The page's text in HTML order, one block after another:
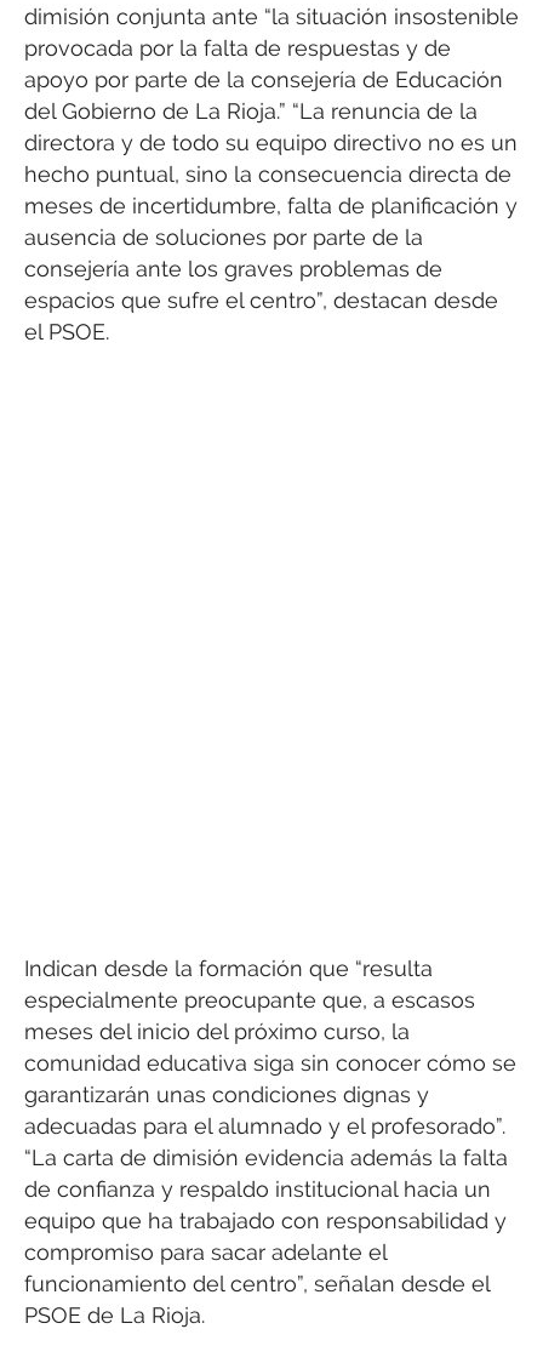
dimisión conjunta ante “la situación insostenible
provocada por la falta de respuestas y de
apoyo por parte de la consejería de Educación
del Gobierno de La Rioja.” “La renuncia de la
directora y de todo su equipo directivo no es un
hecho puntual, sino la consecuencia directa de
meses de incertidumbre, falta de planificación y
ausencia de soluciones por parte de la
consejería ante los graves problemas de
espacios que sufre el centro”, destacan desde
el PSOE.
Indican desde la formación que “resulta
especialmente preocupante que, a escasos
meses del inicio del próximo curso, la
comunidad educativa siga sin conocer cómo se
garantizarán unas condiciones dignas y
adecuadas para el alumnado y el profesorado”.
“La carta de dimisión evidencia además la falta
de confianza y respaldo institucional hacia un
equipo que ha trabajado con responsabilidad y
compromiso para sacar adelante el
funcionamiento del centro”, señalan desde el
PSOE de La Rioja.